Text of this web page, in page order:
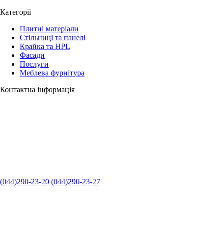
Категорії
Плитні матеріали
Стільниці та панелі
Крайка та HPL
Фасади
Послуги
Меблева фурнітура
Контактна інформація
(044)290-23-20 (044)290-23-27